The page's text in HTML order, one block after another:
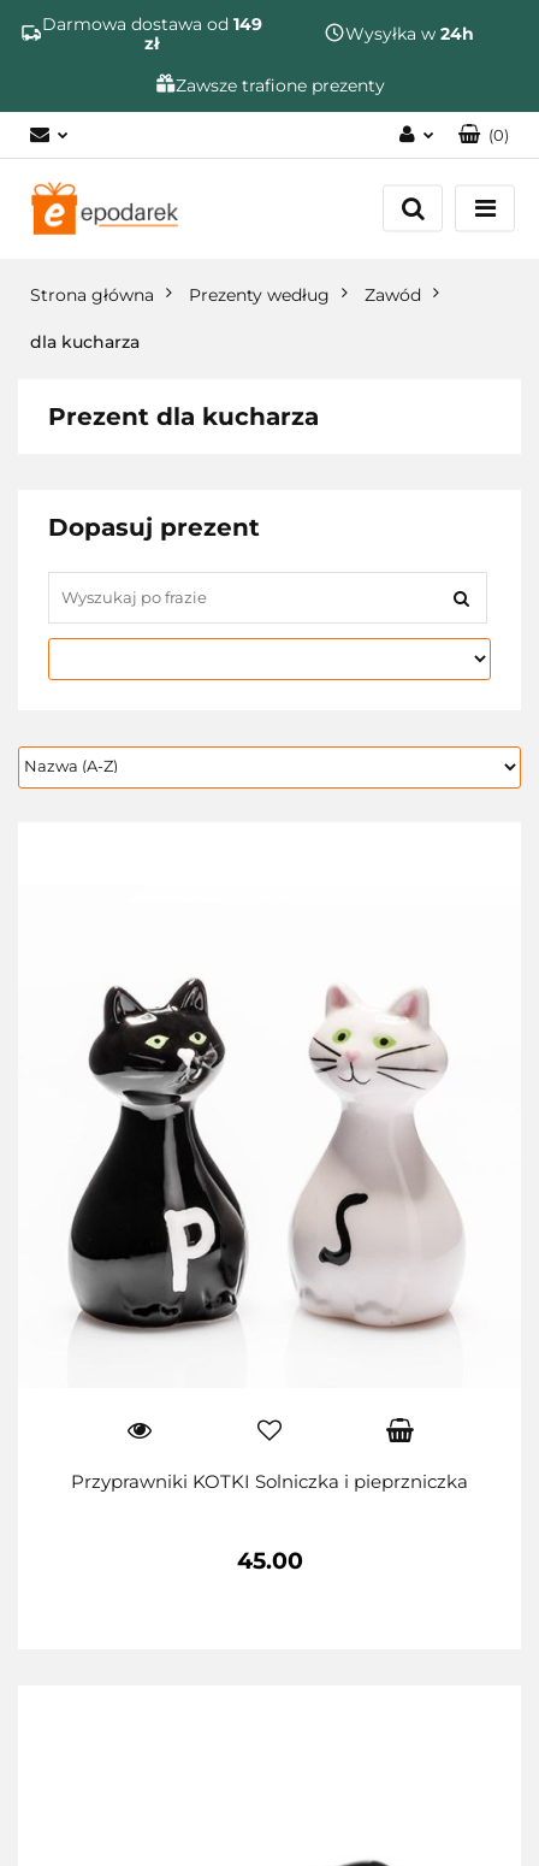
Darmowa dostawa od 149
zł
Wysyłka w 24h
Zawsze trafione prezenty
Szukaj
Zaloguj się
Zarejestruj się
Zgody cookies
(0)
Strona główna Prezenty według Zawód
dla kucharza
Prezent dla kucharza
Dopasuj prezent
Przyprawniki KOTKI Solniczka i pieprzniczka
45.00